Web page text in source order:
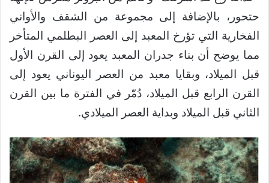
حتحور، بالإضافة إلى مجموعة من الشقف والأواني
الفخارية التي تؤرخ المعبد إلى العصر البطلمي المتأخر
مما يوضح أن بناء جدران المعبد يعود إلى القرن الأول
قبل الميلاد، وبقايا معبد من العصر اليوناني يعود إلى
القرن الرابع قبل الميلاد، دُمّر في الفترة ما بين القرن
الثاني قبل الميلاد وبداية العصر الميلادي.